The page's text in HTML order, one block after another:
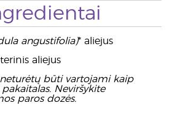
angustifolia)* aliejus
aliejus
būti vartojami kaip
Neviršykite
paros dozės.